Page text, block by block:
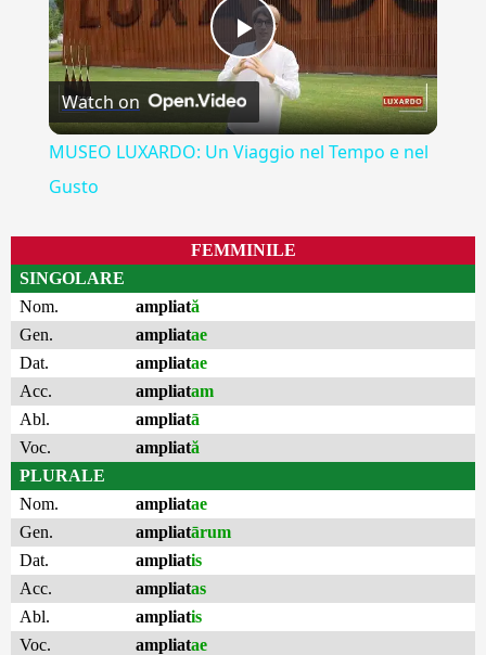
Play
Video
Watch on
MUSEO LUXARDO: Un Viaggio nel Tempo e nel
Gusto
FEMMINILE
SINGOLARE
Nom.
ampliată
Gen.
ampliatae
Dat.
ampliatae
Acc.
ampliatam
Abl.
ampliatā
Voc.
ampliată
PLURALE
Nom.
ampliatae
Gen.
ampliatārum
Dat.
ampliatis
Acc.
ampliatas
Abl.
ampliatis
Voc.
ampliatae